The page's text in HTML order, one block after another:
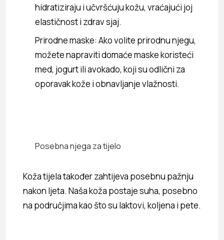
hidratiziraju i učvršćuju kožu, vraćajući joj
elastičnost i zdrav sjaj.
Prirodne maske: Ako volite prirodnu njegu,
možete napraviti domaće maske koristeći
med, jogurt ili avokado, koji su odlični za
oporavak kože i obnavljanje vlažnosti.
Posebna njega za tijelo
Koža tijela također zahtijeva posebnu pažnju
nakon ljeta. Naša koža postaje suha, posebno
na područjima kao što su laktovi, koljena i pete.